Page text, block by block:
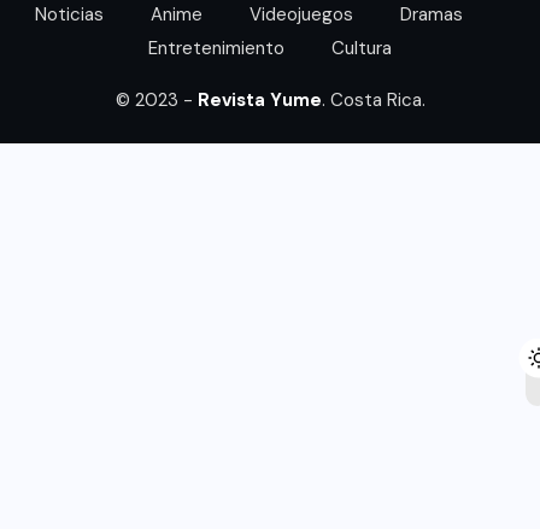
Noticias Anime Videojuegos
Dramas
Entretenimiento
Cultura
© 2023 - Revista Yume. Costa Rica.